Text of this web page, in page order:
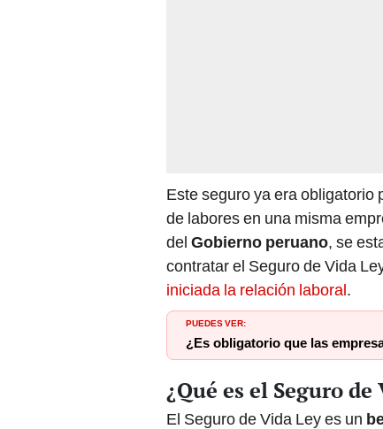
Este seguro ya era obligatorio
de labores en una misma
del Gobierno peruano, se
contratar el Seguro de Vida
iniciada la relación laboral.
PUEDES VER:
¿Es obligatorio que las
¿Qué es el Seguro de
El Seguro de Vida Ley es un